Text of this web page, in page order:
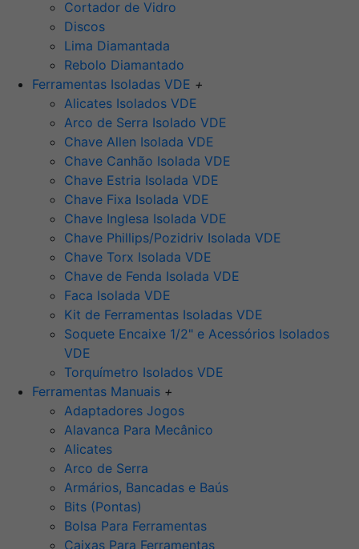
Cortador de Vidro
Discos
Lima Diamantada
Rebolo Diamantado
Ferramentas Isoladas VDE +
Alicates Isolados VDE
Arco de Serra Isolado VDE
Chave Allen Isolada VDE
Chave Canhão Isolada VDE
Chave Estria Isolada VDE
Chave Fixa Isolada VDE
Chave Inglesa Isolada VDE
Chave Phillips/Pozidriv Isolada VDE
Chave Torx Isolada VDE
Chave de Fenda Isolada VDE
Faca Isolada VDE
Kit de Ferramentas Isoladas VDE
Soquete Encaixe 1/2" e Acessórios Isolados
VDE
Torquímetro Isolados VDE
Ferramentas Manuais +
Adaptadores Jogos
Alavanca Para Mecânico
Alicates
Arco de Serra
Armários, Bancadas e Baús
Bits (Pontas)
Bolsa Para Ferramentas
Caixas Para Ferramentas